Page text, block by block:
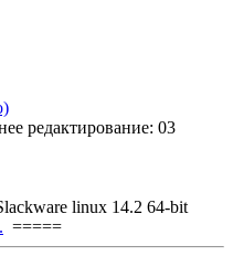
редактирование: 03
linux 14.2 64-bit
=====